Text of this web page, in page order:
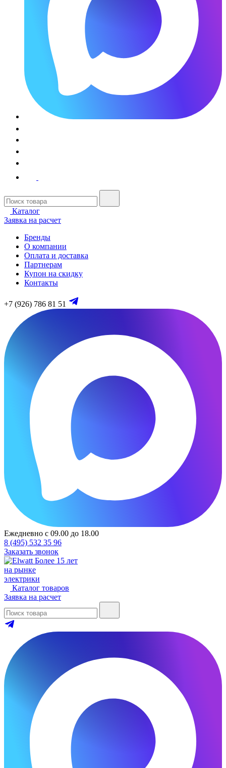
Каталог
Заявка на расчет
Бренды
О компании
Оплата и доставка
Партнерам
Купон на скидку
Контакты
+7 (926) 786 81 51
Ежедневно с 09.00 до 18.00
8 (495) 532 35 96
Заказать звонок
Более 15 лет
на рынке
электрики
Каталог товаров
Заявка на расчет